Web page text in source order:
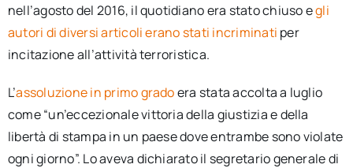
nell’agosto del 2016, il quotidiano era stato chiuso egli
autori di diversi articoli erano stati incriminati per
incitazione all’attività terroristica.
L’assoluzione in primo gradoera stata accolta a luglio
come “un’eccezionale vittoria della giustizia e della
libertà di stampa in un paese dove entrambe sono violate
ogni giorno”. Lo aveva dichiarato il segretario generale di